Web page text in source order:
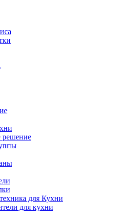
решение
для Кухни
для кухни